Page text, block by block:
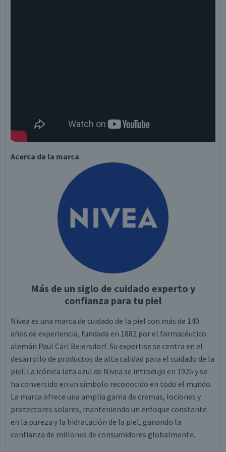
Acerca de la marca
Más de un siglo de cuidado experto y
confianza para tu piel
Nivea es una marca de cuidado de la piel con más de 140
años de experiencia, fundada en 1882 por el farmacéutico
alemán Paul Carl Beiersdorf. Su expertise se centra en el
desarrollo de productos de alta calidad para el cuidado de la
piel. La icónica lata azul de Nivea se introdujo en 1925 y se
ha convertido en un símbolo reconocido en todo el mundo.
La marca ofrece una amplia gama de cremas, lociones y
protectores solares, manteniendo un enfoque constante
en la pureza y la hidratación de la piel, ganando la
confianza de millones de consumidores globalmente.